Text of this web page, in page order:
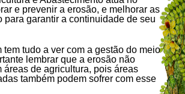
e prevenir a erosão, e melhorar as
para garantir a continuidade de seu
tem tudo a ver com a gestão do meio
lembrar que a erosão não
áreas de agricultura, pois áreas
também podem sofrer com esse